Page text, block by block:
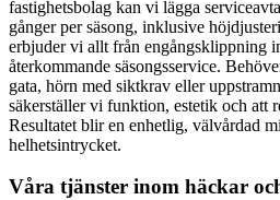
fastighetsbolag kan vi lägga
gånger per säsong, inklusive
erbjuder vi allt från engångsklippning
återkommande säsongsservice.
gata, hörn med siktkrav eller
säkerställer vi funktion, estetik och att
Resultatet blir en enhetlig, välvårdad
helhetsintrycket.
Våra tjänster inom häckar